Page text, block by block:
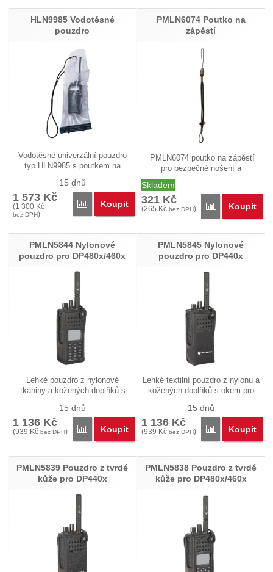
HLN9985 Vodotěsné
pouzdro
Vodotěsné univerzální pouzdro
typ HLN9985 s poutkem na
15 dnů
1 573 Kč
(1 300 Kč
bez DPH)
Přidat 'HLN9985 Vodotěsné pouzdro' k porovnání
Koupit
PMLN6074 Poutko na
zápěstí
PMLN6074 poutko na zápěstí
pro bezpečné nošení a
Skladem
321 Kč
(265 Kč bez DPH) PřidatKoupit
PMLN5844 Nylonové
pouzdro pro DP480x/460x
Lehké pouzdro z nylonové
tkaniny a kožených doplňků s
15 dnů
1 136 Kč
(939 Kč bez DPH) Přidat 'PMLN5844 Nylonové pouzdro pro DP480x/
Koupit
PMLN5845 Nylonové
pouzdro pro DP440x
Lehké textilní pouzdro z nylonu a
kožených doplňků s okem pro
15 dnů
1 136 Kč
(939 Kč bez DPH) Přidat
Koupit
PMLN5839 Pouzdro z tvrdé
kůže pro DP440x
PMLN5838 Pouzdro z tvrdé
kůže pro DP480x/460x